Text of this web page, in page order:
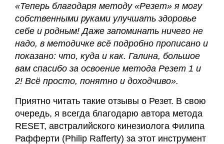
«Теперь благодаря методу «Резет» я могу
собственными руками улучшать здоровье
себе и родным! Даже запоминать ничего не
надо, в методичке всё подробно прописано и
показано: что, куда и как. Галина, большое
вам спасибо за освоение метода Резет 1 и
2! Всё просто, понятно и доходчиво».
Приятно читать такие отзывы о Резет. В свою
очередь, я всегда благодарю автора метода
RESET, австралийского кинезиолога Филипа
Рафферти (Philip Rafferty) за этот инструмент